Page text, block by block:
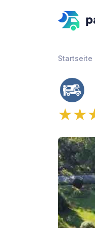
Startseite